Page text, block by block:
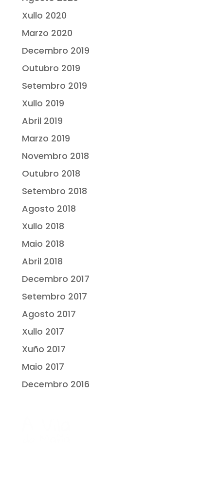
Xullo 2020
Marzo 2020
Decembro 2019
Outubro 2019
Setembro 2019
Xullo 2019
Abril 2019
Marzo 2019
Novembro 2018
Outubro 2018
Setembro 2018
Agosto 2018
Xullo 2018
Maio 2018
Abril 2018
Decembro 2017
Setembro 2017
Agosto 2017
Xullo 2017
Xuño 2017
Maio 2017
Decembro 2016